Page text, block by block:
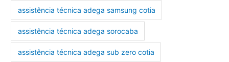
assistência técnica adega samsung cotia
assistência técnica adega sorocaba
assistência técnica adega sub zero cotia